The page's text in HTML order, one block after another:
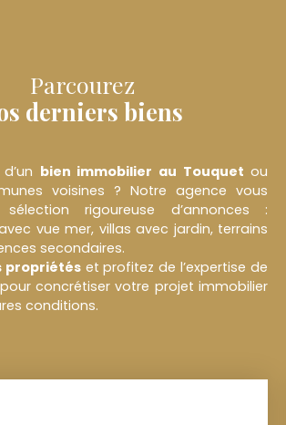
Parcourez
derniers biens
bien immobilier au Touquet ou
voisines ? Notre agence vous
rigoureuse d’annonces :
vue mer, villas avec jardin, terrains
secondaires.
propriétéset profitez de l’expertise de
concrétiser votre projet immobilier
conditions.